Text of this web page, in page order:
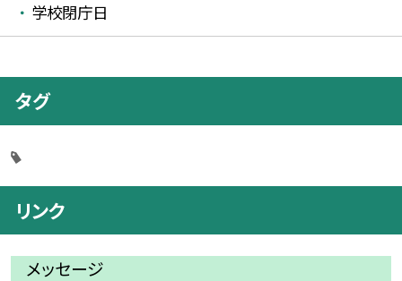
学校閉庁日
タグ
リンク
メッセージ